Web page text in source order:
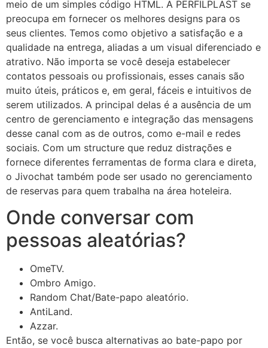
meio de um simples código HTML. A PERFILPLAST se
preocupa em fornecer os melhores designs para os
seus clientes. Temos como objetivo a satisfação e a
qualidade na entrega, aliadas a um visual diferenciado e
atrativo. Não importa se você deseja estabelecer
contatos pessoais ou profissionais, esses canais são
muito úteis, práticos e, em geral, fáceis e intuitivos de
serem utilizados. A principal delas é a ausência de um
centro de gerenciamento e integração das mensagens
desse canal com as de outros, como e-mail e redes
sociais. Com um structure que reduz distrações e
fornece diferentes ferramentas de forma clara e direta,
o Jivochat também pode ser usado no gerenciamento
de reservas para quem trabalha na área hoteleira.
Onde conversar com
pessoas aleatórias?
OmeTV.
Ombro Amigo.
Random Chat/Bate-papo aleatório.
AntiLand.
Azzar.
Então, se você busca alternativas ao bate-papo por